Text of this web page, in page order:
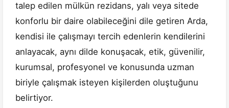
talep edilen mülkün rezidans, yalı veya sitede
konforlu bir daire olabileceğini dile getiren Arda,
kendisi ile çalışmayı tercih edenlerin kendilerini
anlayacak, aynı dilde konuşacak, etik, güvenilir,
kurumsal, profesyonel ve konusunda uzman
biriyle çalışmak isteyen kişilerden oluştuğunu
belirtiyor.